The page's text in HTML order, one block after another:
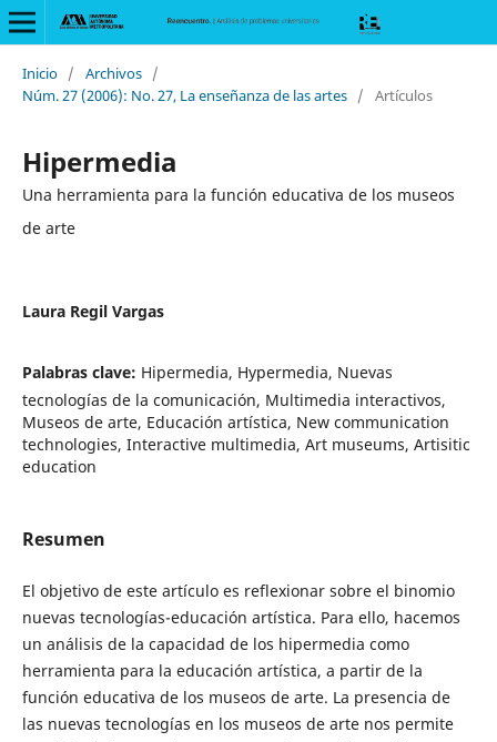
Inicio / Archivos /
Núm. 27 (2006): No. 27, La enseñanza de las artes / Artículos
Hipermedia
Una herramienta para la función educativa de los museos
de arte
Laura Regil Vargas
Palabras clave: Hipermedia, Hypermedia, Nuevas
tecnologías de la comunicación, Multimedia interactivos,
Museos de arte, Educación artística, New communication
technologies, Interactive multimedia, Art museums, Artisitic
education
Resumen
El objetivo de este artículo es reflexionar sobre el binomio
nuevas tecnologías-educación artística. Para ello, hacemos
un análisis de la capacidad de los hipermedia como
herramienta para la educación artística, a partir de la
función educativa de los museos de arte. La presencia de
las nuevas tecnologías en los museos de arte nos permite